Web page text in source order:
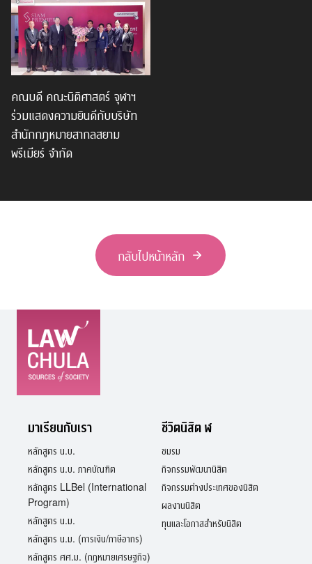
คณบดี คณะนิติศาสตร์ จุฬาฯ
ร่วมแสดงความยินดีกับบริษัท
สำนักกฎหมายสากลสยาม
พรีเมียร์ จำกัด
กลับไปหน้าหลัก
มาเรียนกับเรา
หลักสูตร น.บ.
หลักสูตร น.บ. ภาคบัณฑิต
หลักสูตร LLBel (International
Program)
หลักสูตร น.ม.
หลักสูตร น.ม. (การเงิน/ภาษีอากร)
หลักสูตร ศศ.ม. (กฎหมายเศรษฐกิจ)
ชีวิตนิสิต ฬ
ชมรม
กิจกรรมพัฒนานิสิต
กิจกรรมต่างประเทศของนิสิต
ผลงานนิสิต
ทุนและโอกาสสำหรับนิสิต